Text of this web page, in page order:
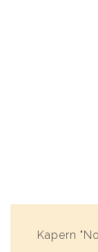
Kapern